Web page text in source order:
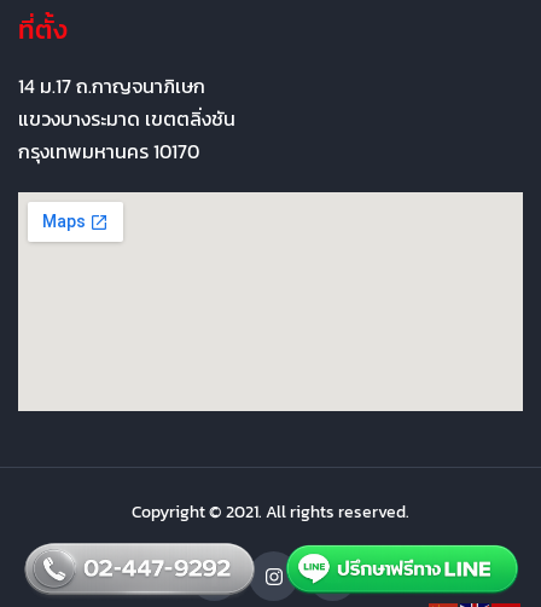
ที่ตั้ง
14 ม.17 ถ.กาญจนาภิเษก
แขวงบางระมาด เขตตลิ่งชัน
กรุงเทพมหานคร 10170
Copyright © 2021. All rights reserved.